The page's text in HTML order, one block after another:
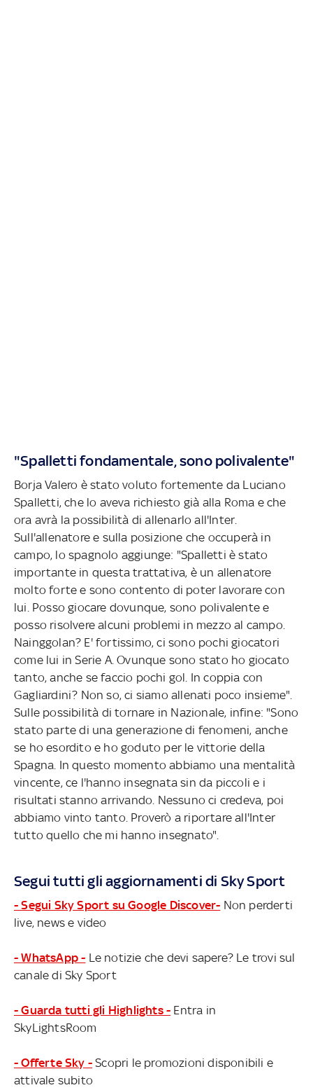
"Spalletti fondamentale, sono polivalente"
Borja Valero è stato voluto fortemente da Luciano
Spalletti, che lo aveva richiesto già alla Roma e che
ora avrà la possibilità di allenarlo all'Inter.
Sull'allenatore e sulla posizione che occuperà in
campo, lo spagnolo aggiunge: "Spalletti è stato
importante in questa trattativa, è un allenatore
molto forte e sono contento di poter lavorare con
lui. Posso giocare dovunque, sono polivalente e
posso risolvere alcuni problemi in mezzo al campo.
Nainggolan? E' fortissimo, ci sono pochi giocatori
come lui in Serie A. Ovunque sono stato ho giocato
tanto, anche se faccio pochi gol. In coppia con
Gagliardini? Non so, ci siamo allenati poco insieme".
Sulle possibilità di tornare in Nazionale, infine: "Sono
stato parte di una generazione di fenomeni, anche
se ho esordito e ho goduto per le vittorie della
Spagna. In questo momento abbiamo una mentalità
vincente, ce l'hanno insegnata sin da piccoli e i
risultati stanno arrivando. Nessuno ci credeva, poi
abbiamo vinto tanto. Proverò a riportare all'Inter
tutto quello che mi hanno insegnato".
Segui tutti gli aggiornamenti di Sky Sport
- Segui Sky Sport su Google Discover- Non perderti
live, news e video
- WhatsApp - Le notizie che devi sapere? Le trovi sul
canale di Sky Sport
- Guarda tutti gli Highlights - Entra in
SkyLightsRoom
- Offerte Sky - Scopri le promozioni disponibili e
attivale subito